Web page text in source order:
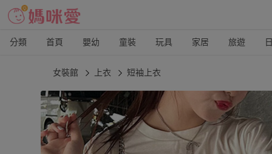
分類 首頁 嬰幼 童裝 玩具 家居 旅遊
女裝館 上衣 短袖上衣